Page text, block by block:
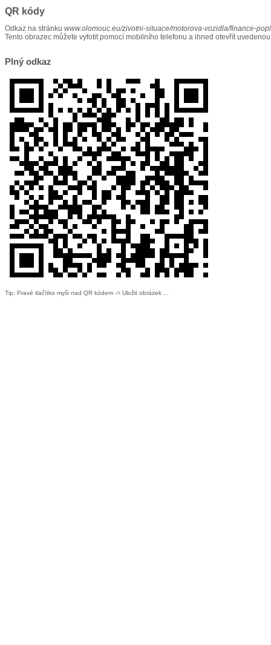
QR kódy
Odkaz na stránku www.olomouc.eu/zivotni-situace/motorova-vozidla/finance-
Tento obrazec můžete vyfotit pomocí mobilního telefonu a ihned otevřít
Plný odkaz
Tip: Pravé tlačítko myši nad QR kódem -> Uložit obrázek ...